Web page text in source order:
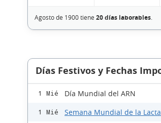
Agosto de 1900 tiene 20 días laborables.
Días Festivos y Fechas
1 Mié Día Mundial del ARN
1 Mié Semana Mundial de la